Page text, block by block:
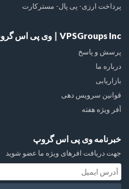
پرداخت ارزی- پی پال- مسترکارت
VPSGroups Inc ∣ وی پی اس گروپ
پرسش و پاسخ
درباره ما
بازاریابی
قوانین سرویس دهی
آفر ویژه هفته
خبرنامه وی پی اس گروپ
جهت دریافت افرهای ویژه ما عضو شوید